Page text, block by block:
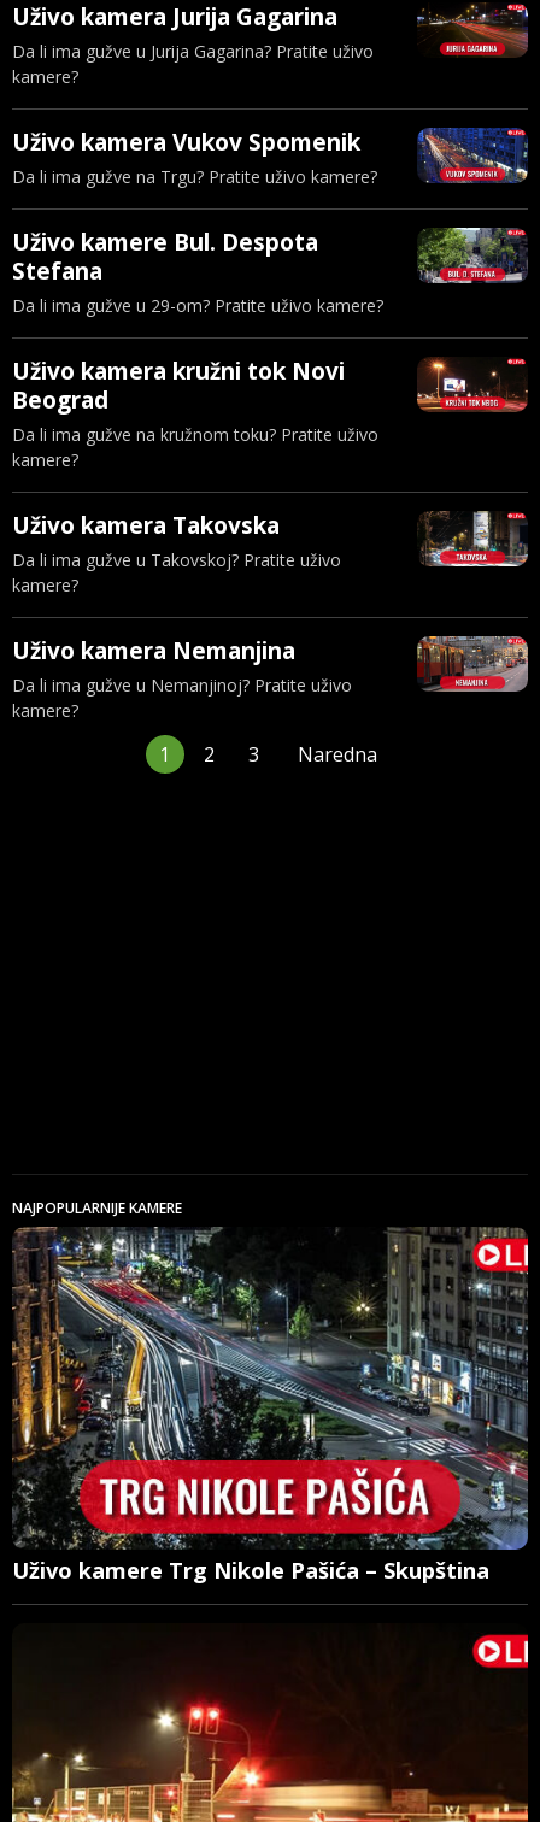
Uživo kamera Jurija Gagarina
Da li ima gužve u Jurija Gagarina? Pratite uživo
kamere?
Uživo kamera Vukov Spomenik
Da li ima gužve na Trgu? Pratite uživo kamere?
Uživo kamere Bul. Despota
Stefana
Da li ima gužve u 29-om? Pratite uživo kamere?
Uživo kamera kružni tok Novi
Beograd
Da li ima gužve na kružnom toku? Pratite uživo
kamere?
Uživo kamera Takovska
Da li ima gužve u Takovskoj? Pratite uživo
kamere?
Uživo kamera Nemanjina
Da li ima gužve u Nemanjinoj? Pratite uživo
kamere?
1 2 3 Naredna
NAJPOPULARNIJE KAMERE
Uživo kamere Trg Nikole Pašića – Skupština